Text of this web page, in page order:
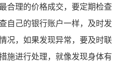
合理的价格成交，要定期检查
自己的银行账户一样，及时发
况，如果发现异常，要及时联
施进行处理，就像发现身体有